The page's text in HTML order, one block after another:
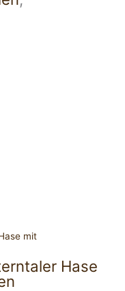
Hase